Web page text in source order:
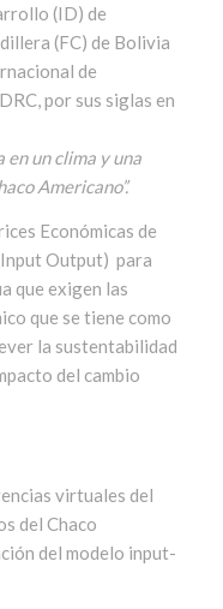
(ID) de
(FC) de Bolivia
de
por sus siglas en
en un clima y una
Americano”.
Económicas de
Output) para
que exigen las
que se tiene como
la sustentabilidad
del cambio
virtuales del
del Chaco
del modelo input-